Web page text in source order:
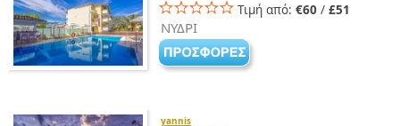
Τιμή από: €60 / £51
ΝΥΔΡΙ
yannis